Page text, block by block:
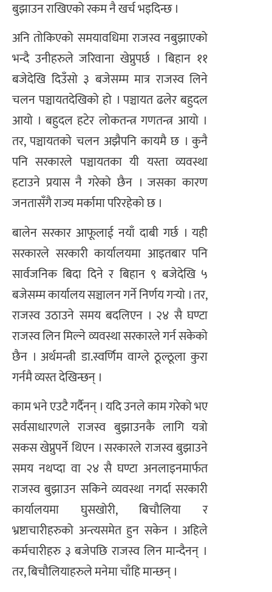
बुझाउन राखिएको रकम नै खर्च भइदिन्छ ।
अनि तोकिएको समयावधिमा राजस्व नबुझाएको
भन्दै उनीहरुले जरिवाना खेप्नुपर्छ । बिहान ११
बजेदेखि दिउँसो ३ बजेसम्म मात्र राजस्व लिने
चलन पञ्चायतदेखिको हो । पञ्चायत ढलेर बहुदल
आयो । बहुदल हटेर लोकतन्त्र गणतन्त्र आयो ।
तर, पञ्चायतको चलन अझैपनि कायमै छ । कुनै
पनि सरकारले पञ्चायतका यी यस्ता व्यवस्था
हटाउने प्रयास नै गरेको छैन । जसका कारण
जनतासँगै राज्य मर्कामा परिरहेको छ ।
बालेन सरकार आफूलाई नयाँ दाबी गर्छ । यही
सरकारले सरकारी कार्यालयमा आइतबार पनि
सार्वजनिक बिदा दिने र बिहान ९ बजेदेखि ५
बजेसम्म कार्यालय सञ्चालन गर्ने निर्णय गर्‍यो । तर,
राजस्व उठाउने समय बदलिएन । २४ सै घण्टा
राजस्व लिन मिल्ने व्यवस्था सरकारले गर्न सकेको
छैन । अर्थमन्त्री डा.स्वर्णिम वाग्ले ठूल्ठूला कुरा
गर्नमै व्यस्त देखिन्छन् ।
काम भने एउटै गर्दैनन् । यदि उनले काम गरेको भए
सर्वसाधारणले राजस्व बुझाउनकै लागि यत्रो
सकस खेप्नुपर्ने थिएन । सरकारले राजस्व बुझाउने
समय नथप्दा वा २४ सै घण्टा अनलाइनमार्फत
राजस्व बुझाउन सकिने व्यवस्था नगर्दा सरकारी
कार्यालयमा घुसखोरी, बिचौलिया र
भ्रष्टाचारीहरुको अन्त्यसमेत हुन सकेन । अहिले
कर्मचारीहरु ३ बजेपछि राजस्व लिन मान्दैनन् ।
तर, बिचौलियाहरुले मनेमा चाँहि मान्छन् ।